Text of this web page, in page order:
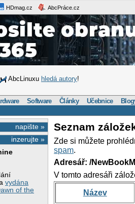
HDmag.cz AbcPráce.cz
AbcLinuxu hledá autory!
Software Články Učebnice
napište »
inzerujte »
vydána
of the
Seznam
Zde si můžete
spam.
Adresář: /
V tomto adresáři
Název